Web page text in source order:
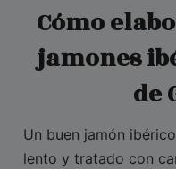
Cómo
jamones
de
Un buen jamón
lento y tratado con